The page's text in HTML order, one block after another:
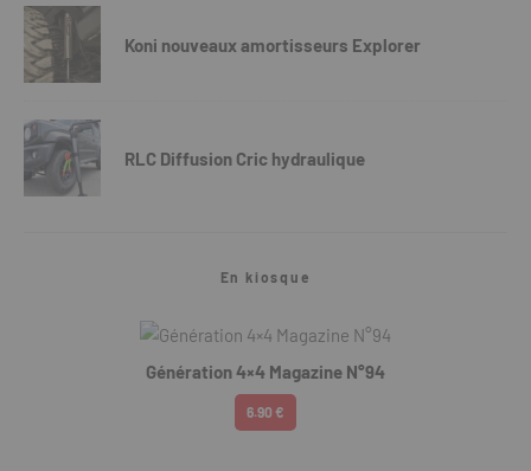
Koni nouveaux amortisseurs Explorer
RLC Diffusion Cric hydraulique
En kiosque
Génération 4×4 Magazine N°94
6.90 €